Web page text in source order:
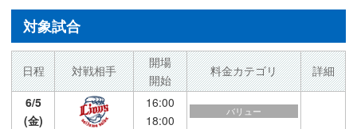
対象試合
日程 対戦相手
開場
開始
料金カテゴリ
詳細
6/5
(金)
16:00
18:00
バリュー